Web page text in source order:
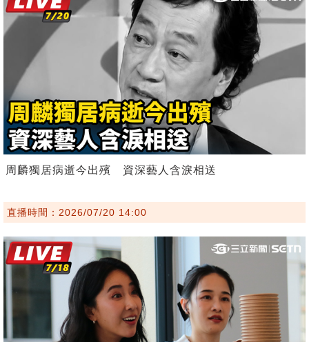
周麟獨居病逝今出殯 資深藝人含淚相送
直播時間：2026/07/20 14:00